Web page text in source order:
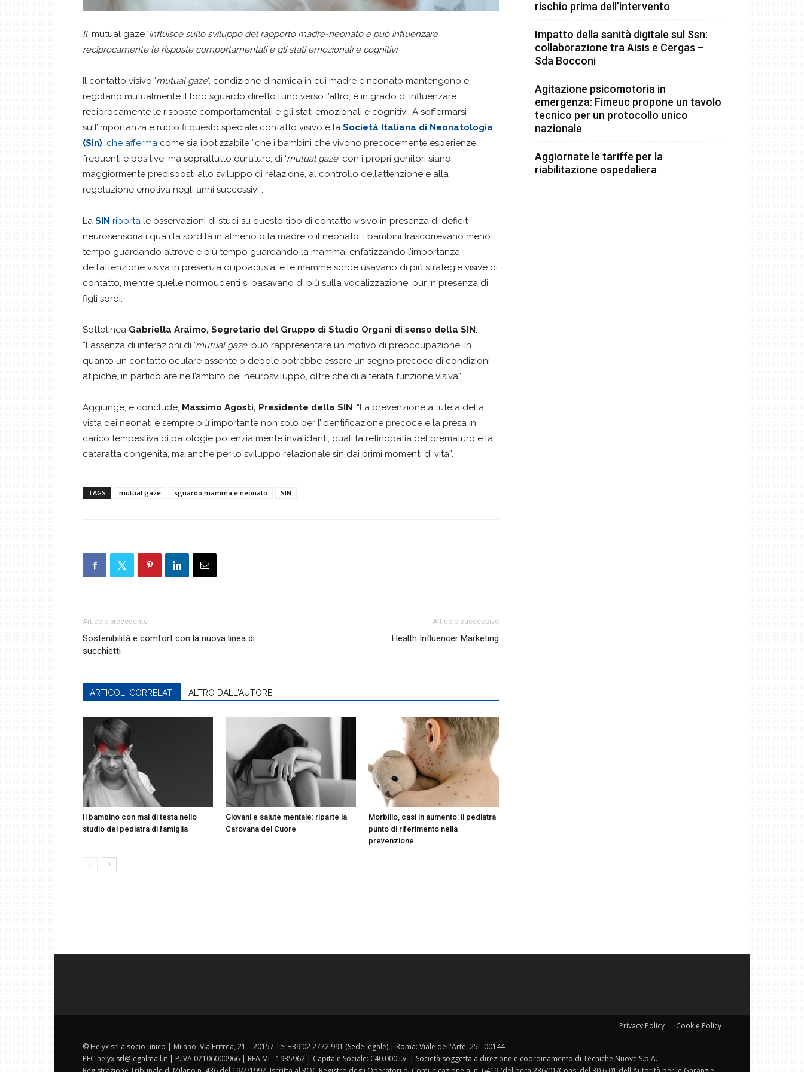
Il ‘ mutual gaze’ influisce sullo sviluppo del rapporto madre-neonato e può influenzare
reciprocamente le risposte comportamentali e gli stati emozionali e cognitivi
Il contatto visivo ‘mutual gaze‘, condizione dinamica in cui madre e neonato mantengono e
regolano mutualmente il loro sguardo diretto l’uno verso l’altro, è in grado di influenzare
reciprocamente le risposte comportamentali e gli stati emozionali e cognitivi. A soffermarsi
sull’importanza e ruolo fi questo speciale contatto visivo è la Società Italiana di Neonatologia
(Sin), che afferma come sia ipotizzabile “che i bambini che vivono precocemente esperienze
frequenti e positive, ma soprattutto durature, di ‘mutual gaze’ con i propri genitori siano
maggiormente predisposti allo sviluppo di relazione, al controllo dell’attenzione e alla
regolazione emotiva negli anni successivi”.
La SIN riporta le osservazioni di studi su questo tipo di contatto visivo in presenza di deficit
neurosensoriali quali la sordità in almeno o la madre o il neonato: i bambini trascorrevano meno
tempo guardando altrove e più tempo guardando la mamma, enfatizzando l’importanza
dell’attenzione visiva in presenza di ipoacusia, e le mamme sorde usavano di più strategie visive di
contatto, mentre quelle normoudenti si basavano di più sulla vocalizzazione, pur in presenza di
figli sordi.
Sottolinea Gabriella Araimo, Segretario del Gruppo di Studio Organi di senso della SIN:
“L’assenza di interazioni di ‘mutual gaze’ può rappresentare un motivo di preoccupazione, in
quanto un contatto oculare assente o debole potrebbe essere un segno precoce di condizioni
atipiche, in particolare nell’ambito del neurosviluppo, oltre che di alterata funzione visiva”.
Aggiunge, e conclude, Massimo Agosti, Presidente della SIN: “La prevenzione a tutela della
vista dei neonati è sempre più importante non solo per l’identificazione precoce e la presa in
carico tempestiva di patologie potenzialmente invalidanti, quali la retinopatia del prematuro e la
cataratta congenita, ma anche per lo sviluppo relazionale sin dai primi momenti di vita”.
TAGS mutual gaze sguardo mamma e neonato SIN
Articolo precedente
Sostenibilità e comfort con la nuova linea di
succhietti
Articolo successivo
Health Influencer Marketing
ARTICOLI CORRELATI ALTRO DALL'AUTORE
Il bambino con mal di testa nello
studio del pediatra di famiglia
Giovani e salute mentale: riparte la
Carovana del Cuore
Morbillo, casi in aumento: il pediatra
punto di riferimento nella
prevenzione
rischio prima dell’intervento
Impatto della sanità digitale sul Ssn:
collaborazione tra Aisis e Cergas –
Sda Bocconi
Agitazione psicomotoria in
emergenza: Fimeuc propone un tavolo
tecnico per un protocollo unico
nazionale
Aggiornate le tariffe per la
riabilitazione ospedaliera
Privacy Policy Cookie Policy
© Helyx srl a socio unico | Milano: Via Eritrea, 21 – 20157 Tel +39 02 2772 991 (Sede legale) | Roma: Viale dell'Arte, 25 - 00144
PEC helyx.srl@legalmail.it | P.IVA 07106000966 | REA MI - 1935962 | Capitale Sociale: €40.000 i.v. | Società soggetta a direzione e coordinamento di Tecniche Nuove S.p.A.